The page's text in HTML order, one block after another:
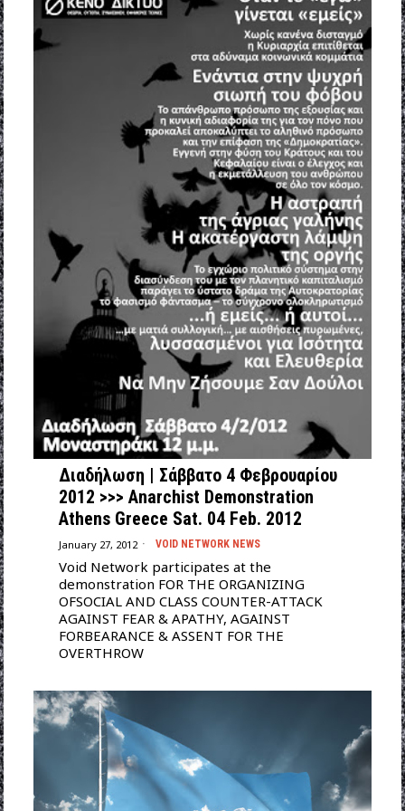
Διαδήλωση | Σάββατο 4 Φεβρουαρίου
2012 >>> Anarchist Demonstration
Athens Greece Sat. 04 Feb. 2012
January 27, 2012 VOID NETWORK NEWS
Void Network participates at the
demonstration FOR THE ORGANIZING
OFSOCIAL AND CLASS COUNTER-ATTACK
AGAINST FEAR & APATHY, ΑGAINST
FORBEARANCE & ASSENT FOR THE
OVERTHROW